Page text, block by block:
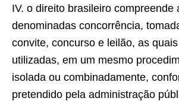
IV. o direito brasileiro compreende
denominadas concorrência,
convite, concurso e leilão, as
utilizadas, em um mesmo
isolada ou combinadamente,
pretendido pela administração